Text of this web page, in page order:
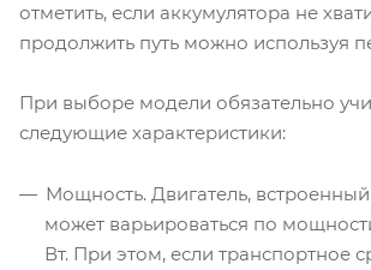
отметить, если аккумулятора не
продолжить путь можно используя
При выборе модели обязательно
следующие характеристики:
Мощность. Двигатель, встроенный
может варьироваться по
Вт. При этом, если транспортное